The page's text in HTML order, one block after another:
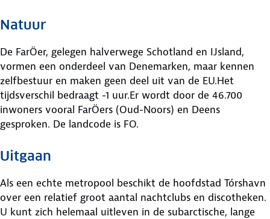
Natuur
De FarÖer, gelegen halverwege Schotland en IJsland,
vormen een onderdeel van Denemarken, maar kennen
zelfbestuur en maken geen deel uit van de EU.Het
tijdsverschil bedraagt -1 uur.Er wordt door de 46.700
inwoners vooral FarÖers (Oud-Noors) en Deens
gesproken. De landcode is FO.
Uitgaan
Als een echte metropool beschikt de hoofdstad Tórshavn
over een relatief groot aantal nachtclubs en discotheken.
U kunt zich helemaal uitleven in de subarctische, lange